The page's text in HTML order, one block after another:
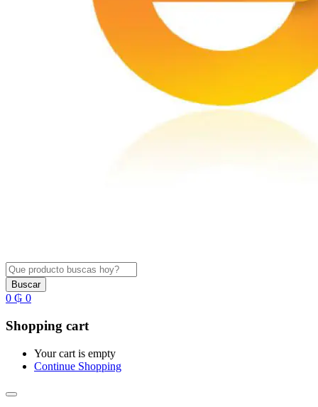
Buscar
0 ₲ 0
Shopping cart
Your cart is empty
Continue Shopping